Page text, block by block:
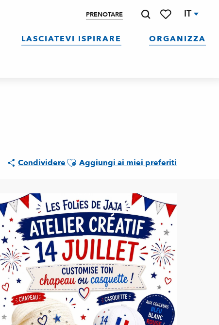
PRENOTARE IT
LASCIATEVI ISPIRARE ORGANIZZA
CondividereAjouter aux favoris
Aggiungi ai miei preferiti